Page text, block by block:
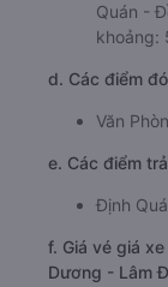
Quán -
khoảng:
d. Các điểm
Văn
e. Các điểm
Định
f. Giá vé giá
Dương - Lâm